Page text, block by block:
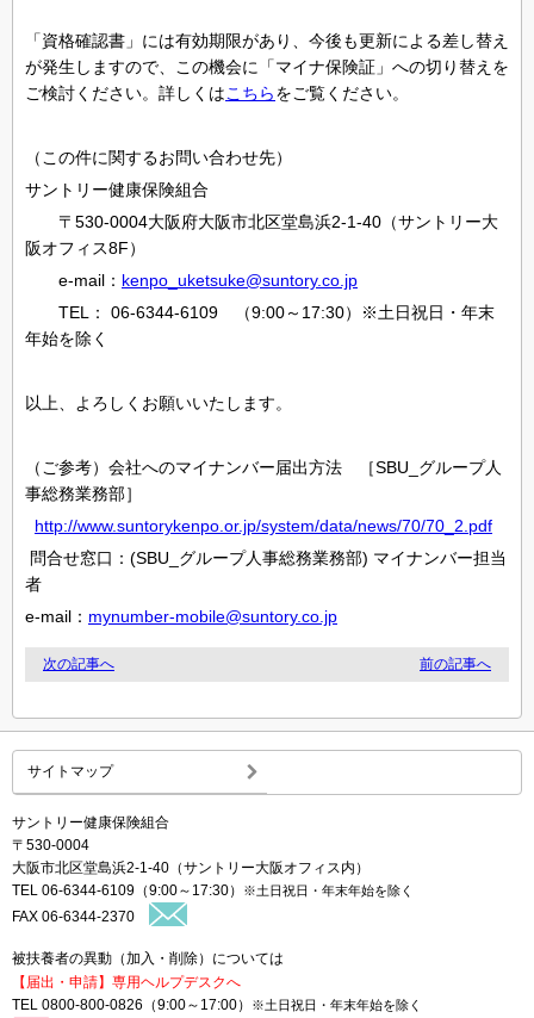
「資格確認書」には有効期限があり、今後も更新による差し替え
が発生しますので、この機会に「マイナ保険証」への切り替えを
ご検討ください。詳しくはこちらをご覧ください。
（この件に関するお問い合わせ先）
サントリー健康保険組合
〒530-0004大阪府大阪市北区堂島浜2-1-40（サントリー大
阪オフィス8F）
e-mail： kenpo_uketsuke@suntory.co.jp
TEL： 06-6344-6109 （9:00～17:30）※土日祝日・年末
年始を除く
以上、よろしくお願いいたします。
（ご参考）会社へのマイナンバー届出方法 ［SBU_グループ人
事総務業務部］
http://www.suntorykenpo.or.jp/system/data/news/70/70_2.pdf
問合せ窓口：(SBU_グループ人事総務業務部) マイナンバー担当
者
e-mail： mynumber-mobile@suntory.co.jp
次の記事へ 前の記事へ
サイトマップ
サントリー健康保険組合
〒530-0004
大阪市北区堂島浜2-1-40（サントリー大阪オフィス内）
TEL 06-6344-6109（9:00～17:30）
※土日祝日・年末年始を除く
FAX 06-6344-2370
被扶養者の異動（加入・削除）については
【届出・申請】専用ヘルプデスクへ
TEL 0800-800-0826（9:00～17:00）
※土日祝日・年末年始を除く